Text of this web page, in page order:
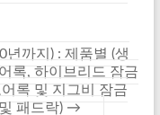
까지) : 제품별 (생
록, 하이브리드 잠금
록 및 지그비 잠금
패드락) →